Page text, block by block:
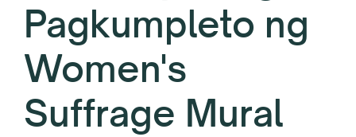
Pagkumpleto ng
Women's
Suffrage Mural